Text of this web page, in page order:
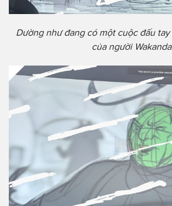
Dường như đang có một cuộc đấu
của người Wakanda